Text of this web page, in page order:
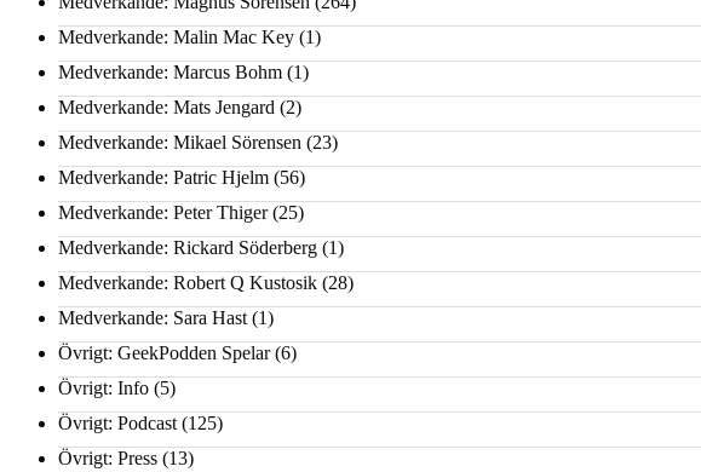
Medverkande: Malin Mac Key (1)
Medverkande: Marcus Bohm (1)
Medverkande: Mats Jengard (2)
Medverkande: Mikael Sörensen (23)
Medverkande: Patric Hjelm (56)
Medverkande: Peter Thiger(25)
Medverkande: Rickard Söderberg (1)
Medverkande: Robert Q Kustosik (28)
Medverkande: Sara Hast (1)
Övrigt: GeekPodden Spelar(6)
Övrigt: Info (5)
Övrigt: Podcast (125)
Övrigt: Press (13)